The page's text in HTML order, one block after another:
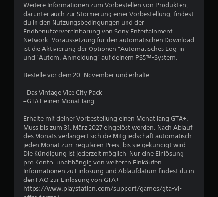
Weitere Informationen zum Vorbestellen von Produkten,
darunter auch zur Stornierung einer Vorbestellung, findest
du in den Nutzungsbedingungen und der
Endbenutzervereinbarung von Sony Entertainment
Network. Voraussetzung für den automatischen Download
ist die Aktivierung der Optionen "Automatisches Log-in"
und "Autom. Anmeldung" auf deinem PS5™-System.
Bestelle vor dem 20. November und erhalte:
–Das Vintage Vice City Pack
–GTA+ einen Monat lang
Erhalte mit deiner Vorbestellung einen Monat lang GTA+.
Muss bis zum 31. März 2027 eingelöst werden. Nach Ablauf
des Monats verlängert sich die Mitgliedschaft automatisch
jeden Monat zum regulären Preis, bis sie gekündigt wird.
Die Kündigung ist jederzeit möglich. Nur eine Einlösung
pro Konto, unabhängig von weiteren Einkäufen.
Informationen zu Einlösung und Ablaufdatum findest du in
den FAQ zur Einlösung von GTA+
https://www.playstation.com/support/games/gta-vi-